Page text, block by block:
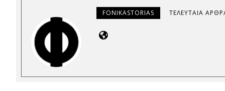
FONIKASTORIAS ΤΕΛΕΥΤΑΊΑ